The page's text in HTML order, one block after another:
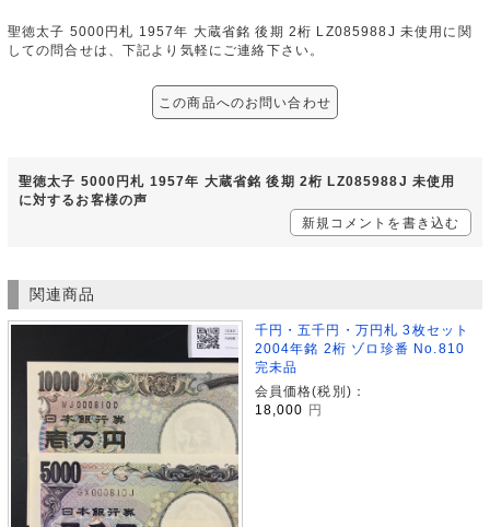
聖徳太子 5000円札 1957年 大蔵省銘 後期 2桁 LZ085988J 未使用に関
しての問合せは、下記より気軽にご連絡下さい。
この商品へのお問い合わせ
聖徳太子 5000円札 1957年 大蔵省銘 後期 2桁 LZ085988J 未使用
に対するお客様の声
新規コメントを書き込む
関連商品
千円・五千円・万円札 3枚セット
2004年銘 2桁 ゾロ珍番 No.810
完未品
会員価格(税別)：
18,000
円